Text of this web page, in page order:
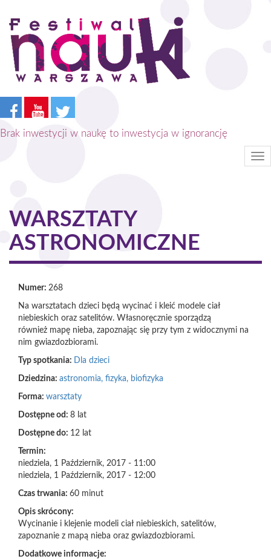
Przejdź
treści
Brak inwestycji w naukę to inwestycja w ignorancję
WARSZTATY
ASTRONOMICZNE
Numer: 268
Na warsztatach dzieci będą wycinać i kleić modele ciał
niebieskich oraz satelitów. Własnoręcznie sporządzą
również mapę nieba, zapoznając się przy tym z widocznymi na
nim gwiazdozbiorami.
Typ spotkania: Dla dzieci
Dziedzina: astronomia, fizyka, biofizyka
Forma: warsztaty
Dostępne od: 8 lat
Dostępne do: 12 lat
Termin:
niedziela, 1 Październik, 2017 - 11:00
niedziela, 1 Październik, 2017 - 12:00
Czas trwania: 60 minut
Opis skrócony:
Wycinanie i klejenie modeli ciał niebieskich, satelitów,
zapoznanie z mapą nieba oraz gwiazdozbiorami.
Dodatkowe informacje: